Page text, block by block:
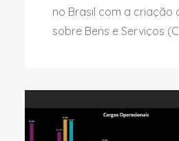
no Brasil com a criação
sobre Bens e Serviços